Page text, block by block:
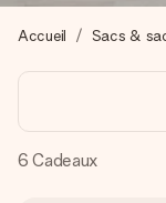
Carte de
Créez quelque
son prénom,
Sans
Accueil Sacs &
6 Cadeaux